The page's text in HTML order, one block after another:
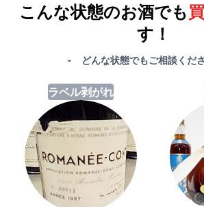
こんな状態のお酒でも
す！
- どんな状態でもご相談くだ
ラベル剥がれ